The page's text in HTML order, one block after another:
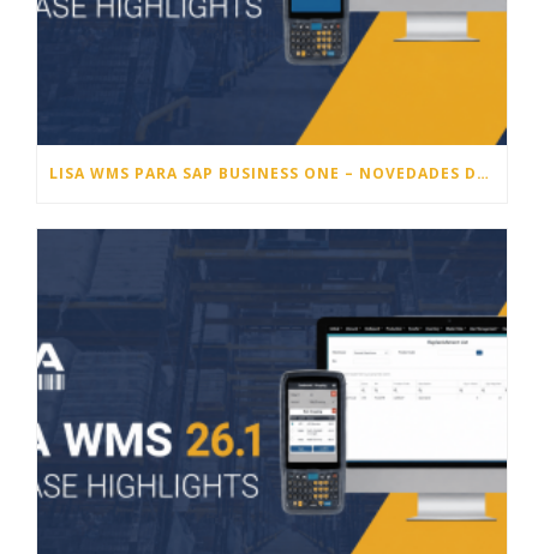
LISA WMS PARA SAP BUSINESS ONE – NOVEDADES DE LA VERSIÓN 26.2